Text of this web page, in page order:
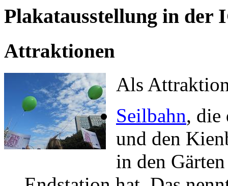
Plakatausstellung in der
Attraktionen
Als
Seilbahn, die
und den
in den